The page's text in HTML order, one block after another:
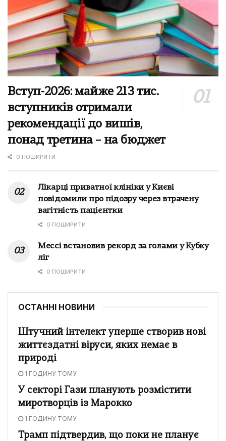
Вступ-2026: майже 213 тис.
вступників отримали
рекомендації до вишів,
понад третина – на бюджет
0 ПОШИРИТИ
Лікарці приватної клініки у Києві
повідомили про підозру через втрачену
вагітність пацієнтки
0 ПОШИРИТИ
Мессі встановив рекорд за голами у Кубку
ліг
0 ПОШИРИТИ
ОСТАННІ НОВИНИ
Штучний інтелект уперше створив нові
життєздатні віруси, яких немає в
природі
1 ГОДИНУ ТОМУ
У секторі Гази планують розмістити
миротворців із Марокко
1 ГОДИНУ ТОМУ
Трамп підтвердив, що поки не планує